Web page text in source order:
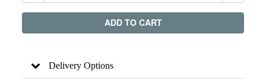
ADD TO CART
Delivery Options